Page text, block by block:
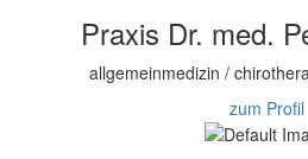
Praxis Dr. med.
allgemeinmedizin /
zum Profil